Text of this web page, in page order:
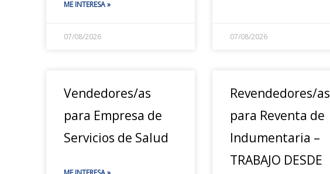
ME INTERESA »
07/08/2026 07/08/2026
Vendedores/as
para Empresa de
Servicios de Salud
Revendedores/as
para Reventa de
Indumentaria –
TRABAJO DESDE